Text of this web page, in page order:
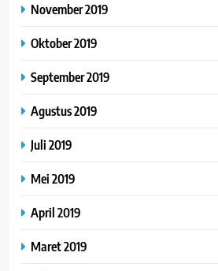
November 2019
Oktober 2019
September 2019
Agustus 2019
Juli 2019
Mei 2019
April 2019
Maret 2019